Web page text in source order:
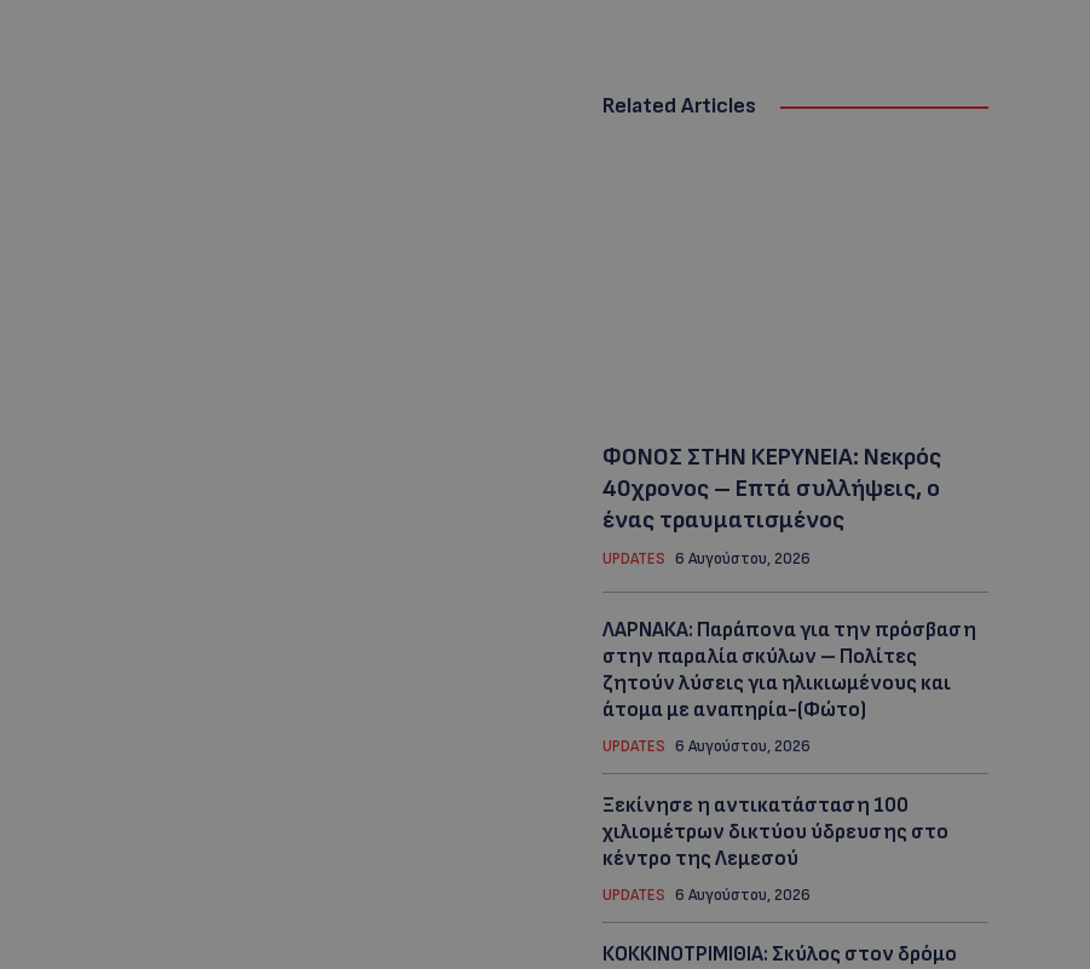
Related Articles
ΦΟΝΟΣ ΣΤΗΝ ΚΕΡΥΝΕΙΑ: Νεκρός
40χρονος – Επτά συλλήψεις, ο
ένας τραυματισμένος
UPDATES 6 Αυγούστου, 2026
ΛΑΡΝΑΚΑ: Παράπονα για την πρόσβαση
στην παραλία σκύλων – Πολίτες
ζητούν λύσεις για ηλικιωμένους και
άτομα με αναπηρία-(Φώτο)
UPDATES 6 Αυγούστου, 2026
Ξεκίνησε η αντικατάσταση 100
χιλιομέτρων δικτύου ύδρευσης στο
κέντρο της Λεμεσού
UPDATES 6 Αυγούστου, 2026
ΚΟΚΚΙΝΟΤΡΙΜΙΘΙΑ: Σκύλος στον δρόμο